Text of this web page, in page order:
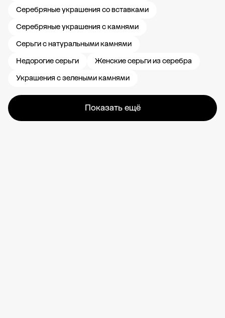
Серебряные украшения со вставками
Серебряные украшения с камнями
Серьги с натуральными камнями
Недорогие серьги
Женские серьги из серебра
Украшения с зелеными камнями
Показать ещё